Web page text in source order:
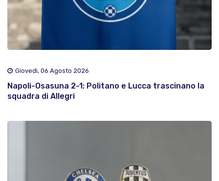
Giovedì, 06 Agosto 2026
Napoli-Osasuna 2-1: Politano e Lucca trascinano la
squadra di Allegri